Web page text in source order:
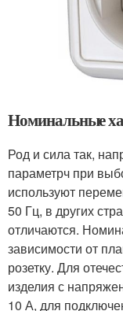
Номинальные
Род и сила так,
параметрч при
используют
50 Гц, в других
отличаются.
зависимости от
розетку. Для
изделия с
10 А, для